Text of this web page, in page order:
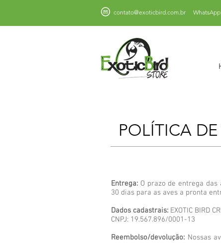
contato@exoticbird.com.br
POLÍTICA
Entrega: O prazo de entrega
30 dias para as aves a pronta
Dados cadastrais: EXOTIC BIRD
CNPJ: 19.567.896/0001-13
Reembolso/devolução: Nossas